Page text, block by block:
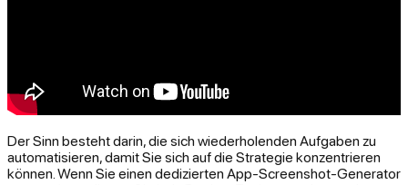
Der Sinn besteht darin, die sich wiederholenden Aufgaben zu
automatisieren, damit Sie sich auf die Strategie konzentrieren
können. Wenn Sie einen dedizierten App-Screenshot-Generator